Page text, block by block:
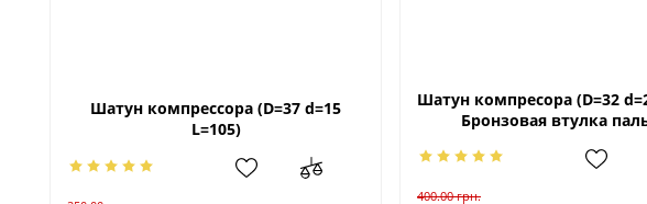
Шатун компрессора (D=37 d=15
L=105)
Шатун компресора (D=32
Бронзовая втулка
400.00грн.